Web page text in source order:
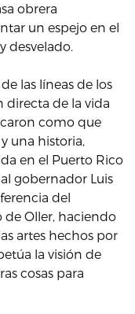
obrera
un espejo en el
desvelado.
las líneas de los
directa de la vida
como que
una historia,
en el Puerto Rico
gobernador Luis
del
de Oller, haciendo
artes hechos por
la visión de
cosas para